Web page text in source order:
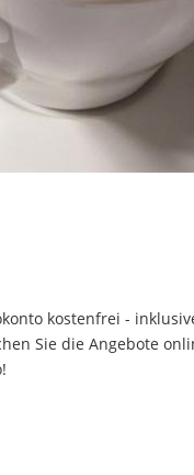
kostenfrei -
Sie die Angebote